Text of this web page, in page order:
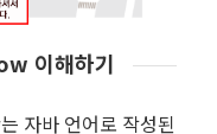
이해하기
자바 언어로 작성된